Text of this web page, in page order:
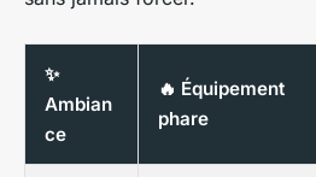
✨
Ambian
ce
🔥 Équipement
phare